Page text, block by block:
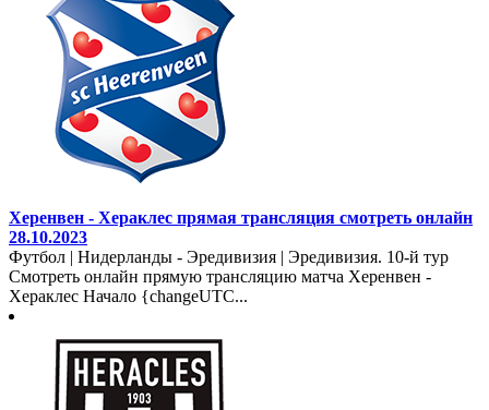
Херенвен - Хераклес прямая трансляция смотреть онлайн
28.10.2023
Футбол | Нидерланды - Эредивизия | Эредивизия. 10-й тур
Смотреть онлайн прямую трансляцию матча Херенвен -
Хераклес Начало {changeUTC...